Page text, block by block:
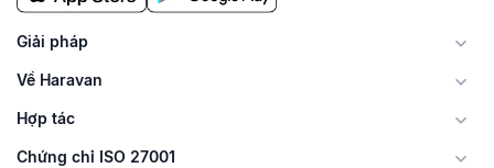
Giải pháp
Về Haravan
Hợp tác
Chứng chỉ ISO 27001